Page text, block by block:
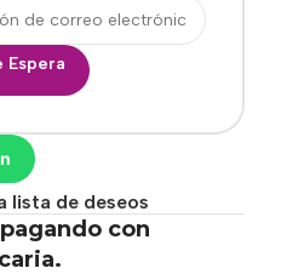
Espera
lista de deseos
con